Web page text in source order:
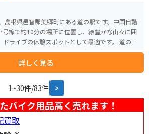
島根県邑智郡美郷町にある道の駅です。中国自動
号線で約10分の場所に位置し、緑豊かな山々に囲
イブの休憩スポットとして最適です。 道の駅
いかいち温泉」は、アルカリ性単純温泉で、肌に
知られています。ドライブの疲れを癒すために、
うか。 また、地元の新鮮な野菜や
併設されています。美郷町は、良質な水と土壌に
たくさん採れます。特におすすめは、ブランド米
帰るのも良いですね。 バイクで訪れる場
完備されているので安心です。中国山地の山間
インディングロードが続き、ツーリングにも最適
詳しく見る
1~30件/83件 >
バイク用品高く売れます！
買取